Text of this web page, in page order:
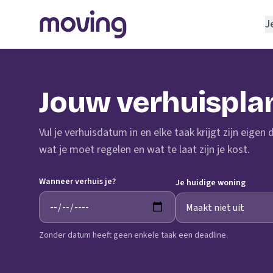
Opslagruimte
Schoonmaakbedrijf
Klusjesman
Loodgieter
Slotenmaker
Jouw
Vul je verhuisdatum in en elke taak krijgt zijn eigen
wat je moet regelen en wat te laat zijn je kost.
Wanneer verhuis je? Je huidige woning
Zonder datum heeft geen enkele taak een deadline.